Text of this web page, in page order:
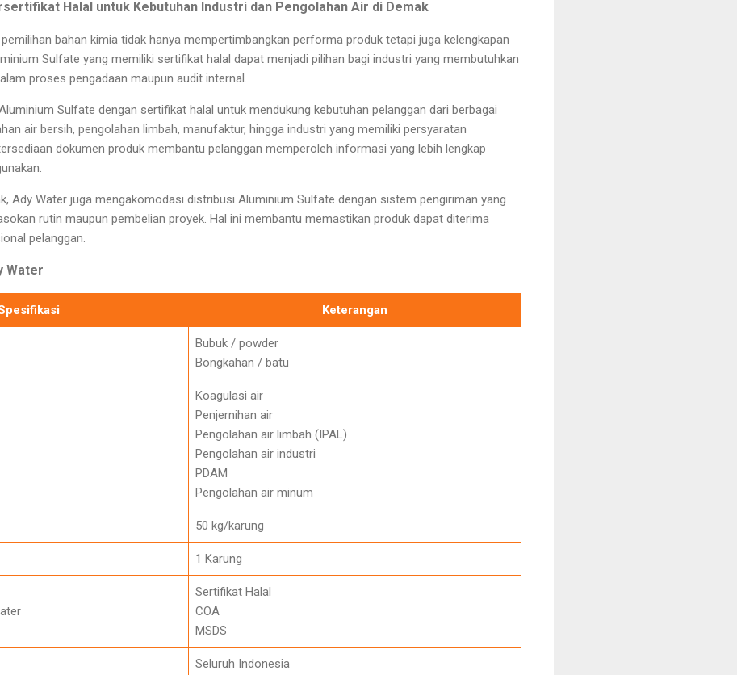
Halal untuk Kebutuhan Industri dan Pengolahan Air di Demak
bahan kimia tidak hanya mempertimbangkan performa produk tetapi juga kelengkapan
Sulfate yang memiliki sertifikat halal dapat menjadi pilihan bagi industri yang membutuhkan
proses pengadaan maupun audit internal.
Sulfate dengan sertifikat halal untuk mendukung kebutuhan pelanggan dari berbagai
air bersih, pengolahan limbah, manufaktur, hingga industri yang memiliki persyaratan
dokumen produk membantu pelanggan memperoleh informasi yang lebih lengkap
Ady Water juga mengakomodasi distribusi Aluminium Sulfate dengan sistem pengiriman yang
rutin maupun pembelian proyek. Hal ini membantu memastikan produk dapat diterima
pelanggan.
Water
Keterangan
Bubuk / powder
Bongkahan / batu
Koagulasi air
Penjernihan air
Pengolahan air limbah (IPAL)
Pengolahan air industri
PDAM
Pengolahan air minum
50 kg/karung
1 Karung
Sertifikat Halal
COA
MSDS
Seluruh Indonesia